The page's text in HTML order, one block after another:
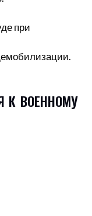
при
К ВОЕННОМУ